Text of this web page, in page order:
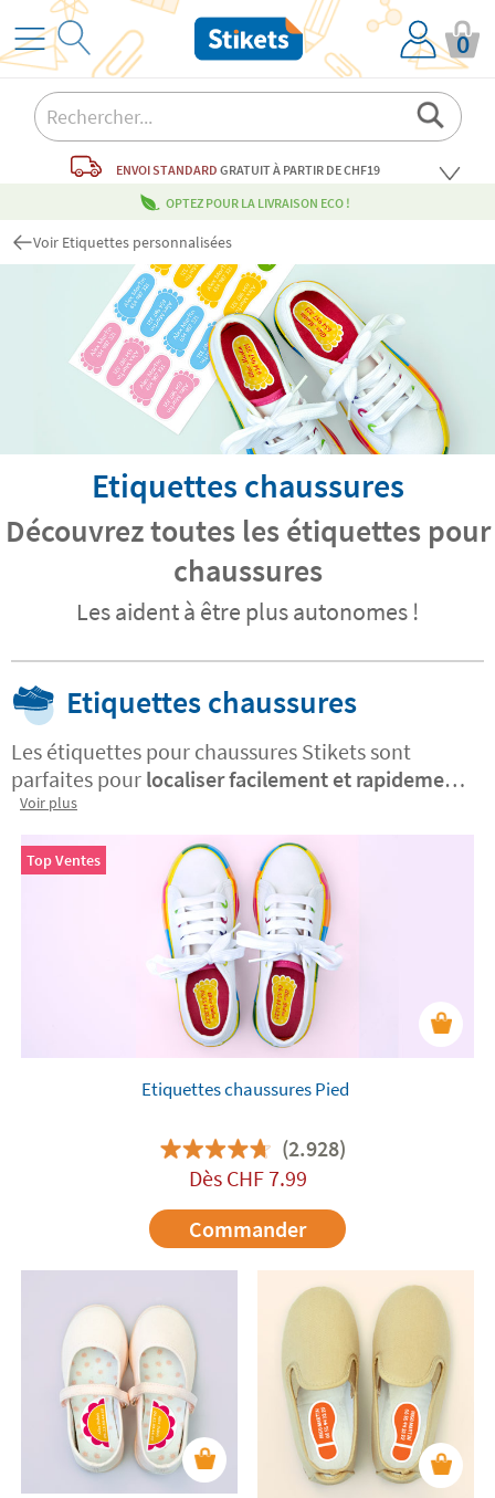
0
ENVOI STANDARD GRATUITÀ PARTIR DE CHF19
OPTEZ POUR LA LIVRAISON ECO !
Voir Etiquettes personnalisées
Etiquettes chaussures
Découvrez toutes les étiquettes pour
chaussures
Les aident à être plus autonomes !
Etiquettes chaussures
Les étiquettes pour chaussures Stikets sont
parfaites pour localiser facilement et rapidement
les chaussures des enfants.
marquer les chaussures s'appliquent sur les
semelles intérieures des chaussures et ont un
design spécial pour chaque pied ce qui permet de
différencier facilement le pied droit du pied
gauche. Les étiquettes résistent aux frottements,
à la sueur et même aux lavages en machine. Elles
peuvent être utilisées sur n'importe quelle
semelle intérieure en cuir, simili cuir ou
thermoplastique . Leur application est très simple,
il suffit de coller l'étiquette à l'intérieur de la
Voir plus
Top Ventes
Etiquettes chaussures Pied
(2.928)
Dès CHF7.99
Commander